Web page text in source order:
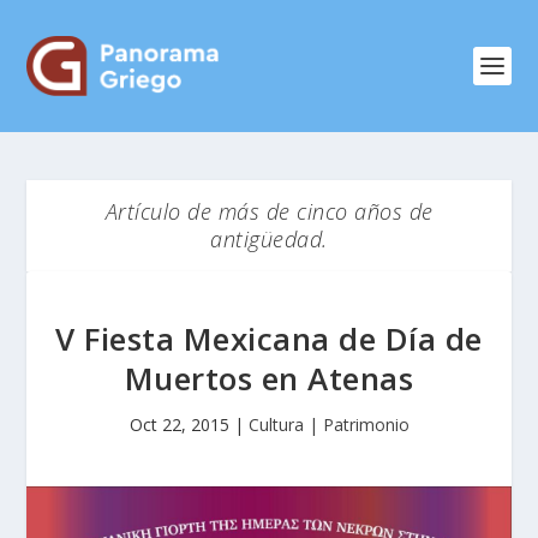
Artículo de más de cinco años de
antigüedad.
V Fiesta Mexicana de Día de
Muertos en Atenas
Oct 22, 2015 | Cultura | Patrimonio